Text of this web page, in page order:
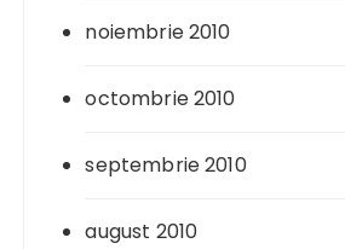
noiembrie 2010
octombrie 2010
septembrie 2010
august 2010